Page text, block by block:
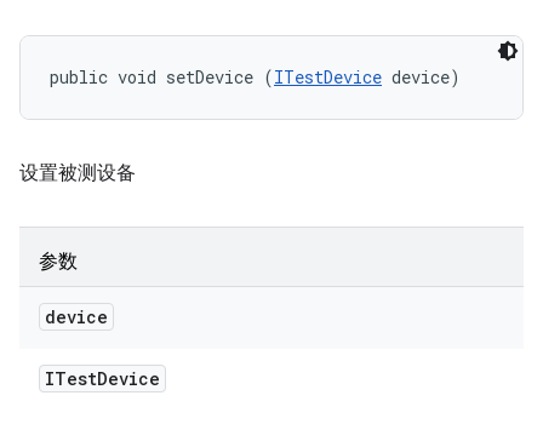
public void setDevice (ITestDevice device)
设置被测设备
参数
device
ITestDevice